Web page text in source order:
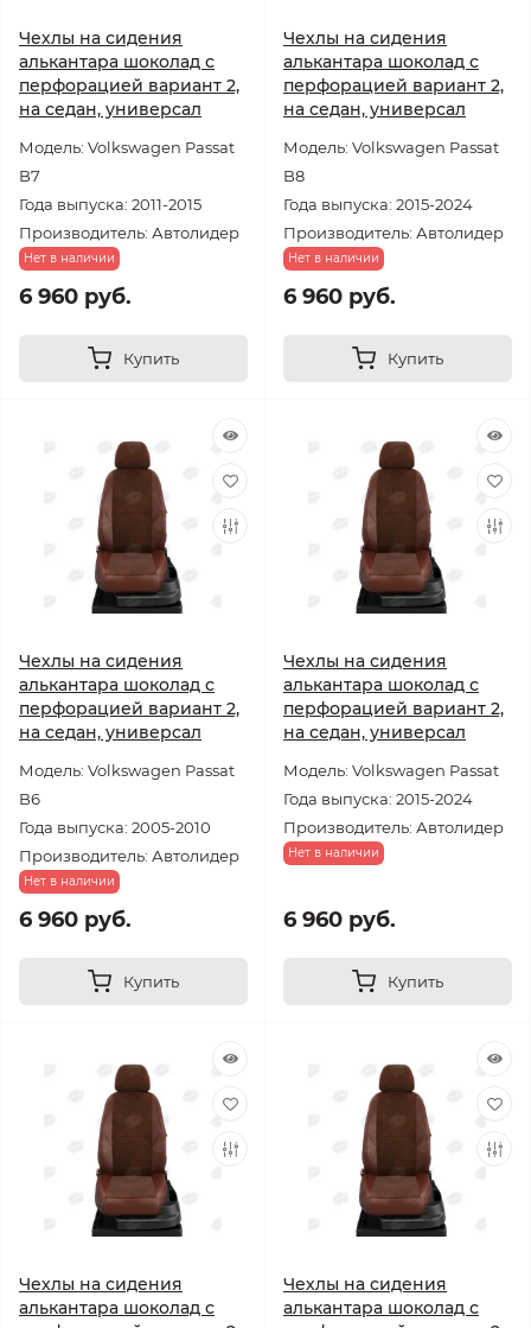
Чехлы на сидения
алькантара шоколад с
перфорацией вариант 2,
на седан, универсал
Модель: Volkswagen Passat
B7
Года выпуска: 2011-2015
Производитель: Автолидер
Нет в наличии
6 960 руб.
Купить
Чехлы на сидения
алькантара шоколад с
перфорацией вариант 2,
на седан, универсал
Модель: Volkswagen Passat
B8
Года выпуска: 2015-2024
Производитель: Автолидер
Нет в наличии
6 960 руб.
Купить
Чехлы на сидения
алькантара шоколад с
перфорацией вариант 2,
на седан, универсал
Модель: Volkswagen Passat
B6
Года выпуска: 2005-2010
Производитель: Автолидер
Нет в наличии
6 960 руб.
Купить
Чехлы на сидения
алькантара шоколад с
перфорацией вариант 2,
на седан, универсал
Модель: Volkswagen Passat
Года выпуска: 2015-2024
Производитель: Автолидер
Нет в наличии
6 960 руб.
Купить
Чехлы на сидения
алькантара шоколад с
Чехлы на сидения
алькантара шоколад с